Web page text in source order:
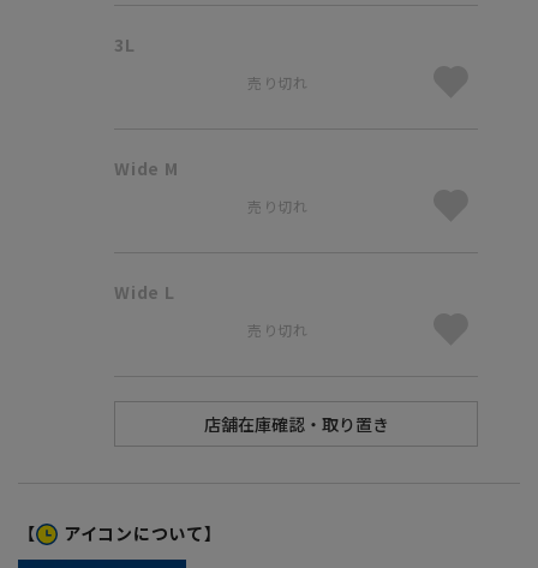
3L
売り切れ
Wide M
売り切れ
Wide L
売り切れ
【 アイコンについて】